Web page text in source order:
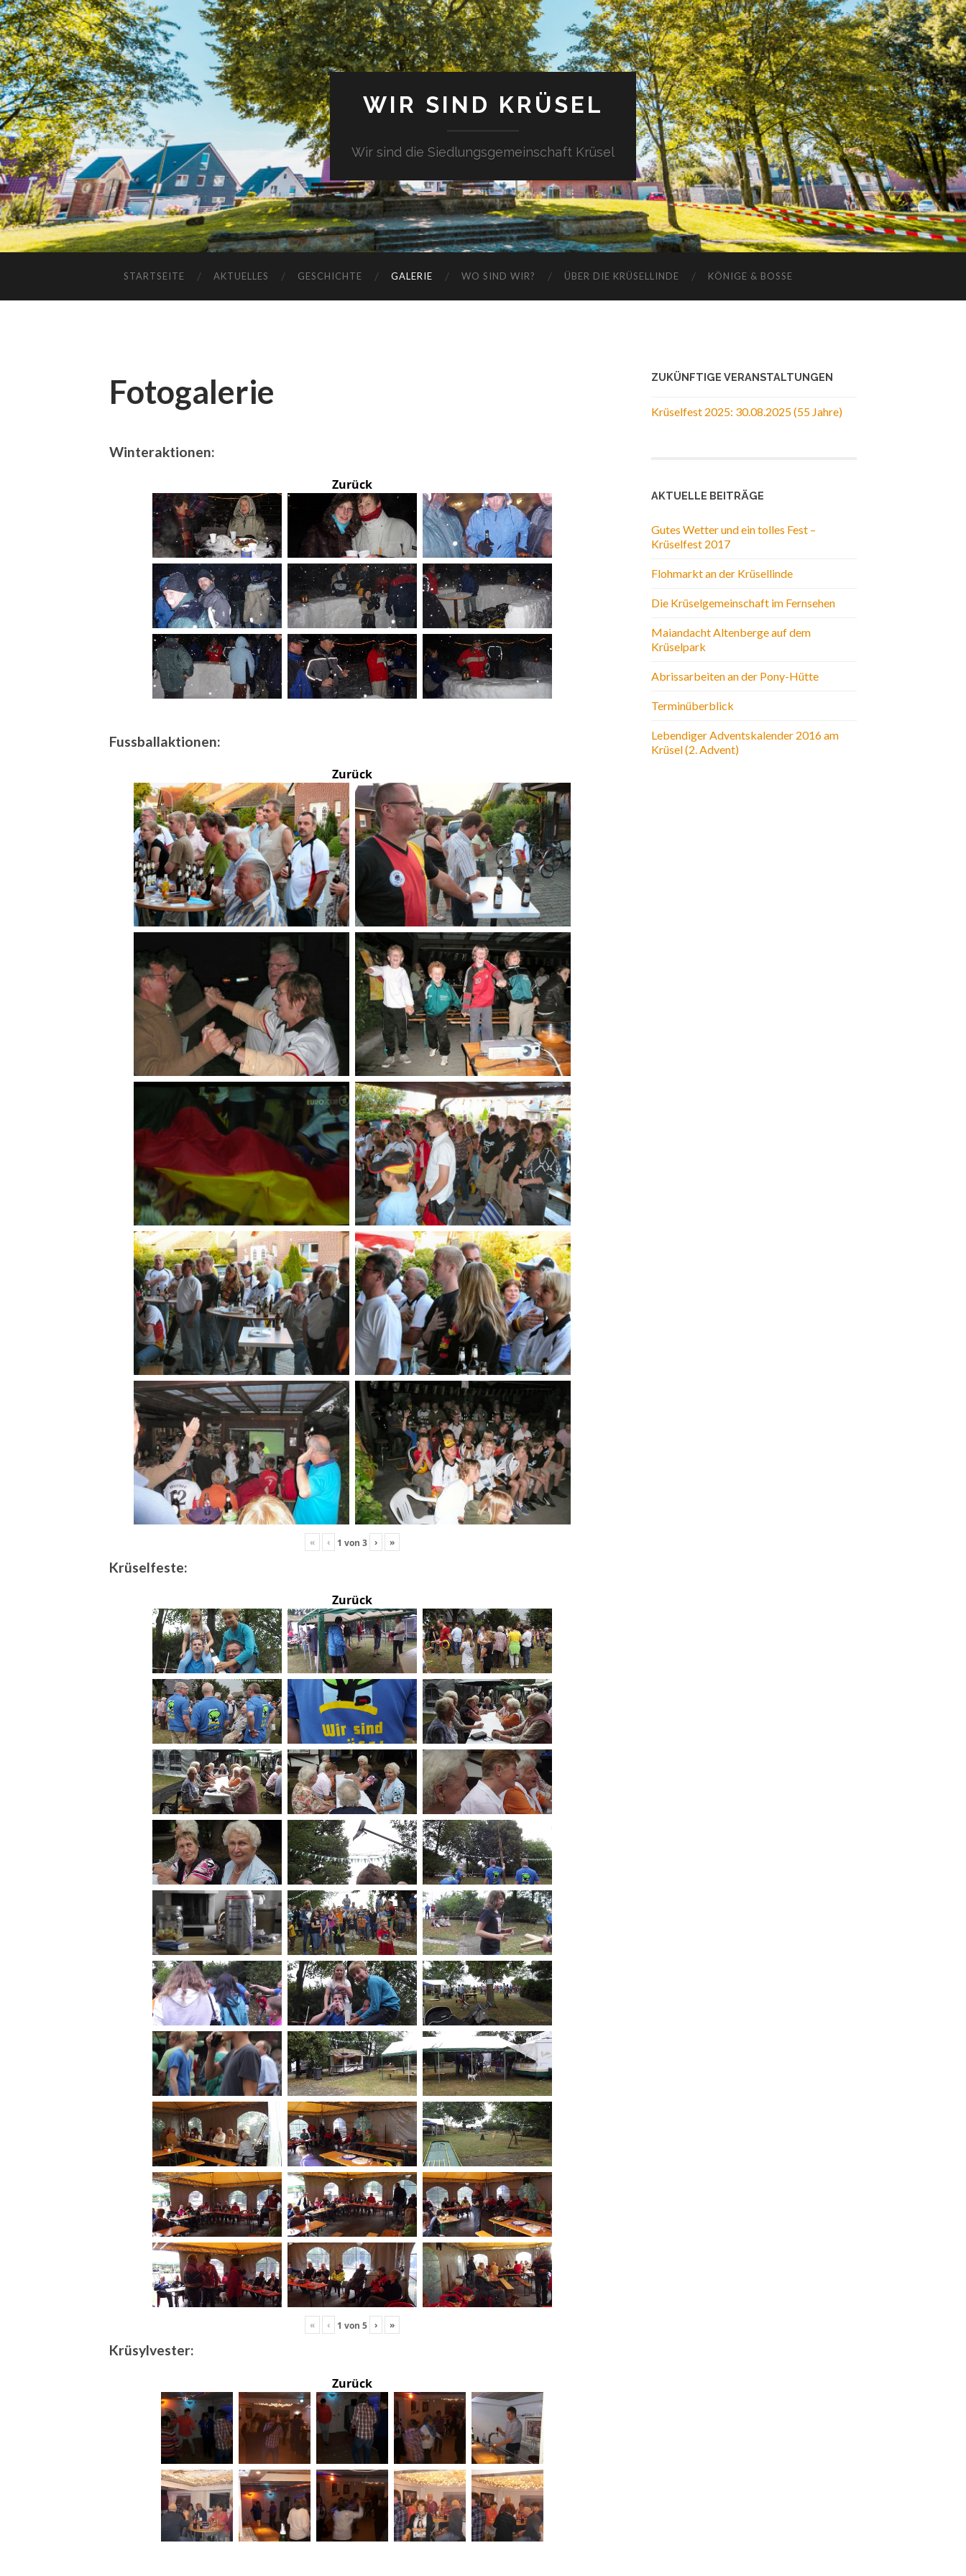
WIR SIND KRÜSEL
Wir sind die Siedlungsgemeinschaft Krüsel
STARTSEITE AKTUELLES GESCHICHTE GALERIE WO SIND WIR? ÜBER DIE KRÜSELLINDE KÖNIGE & BOSSE
Fotogalerie
Winteraktionen:
Zurück
Fussballaktionen:
Zurück
« ‹ 1 von 3 › »
Krüselfeste:
Zurück
« ‹ 1 von 5 › »
Krüsylvester:
Zurück
ZUKÜNFTIGE VERANSTALTUNGEN
Krüselfest 2025: 30.08.2025 (55 Jahre)
AKTUELLE BEITRÄGE
Gutes Wetter und ein tolles Fest –
Krüselfest 2017
Flohmarkt an der Krüsellinde
Die Krüselgemeinschaft im Fernsehen
Maiandacht Altenberge auf dem
Krüselpark
Abrissarbeiten an der Pony-Hütte
Terminüberblick
Lebendiger Adventskalender 2016 am
Krüsel (2. Advent)